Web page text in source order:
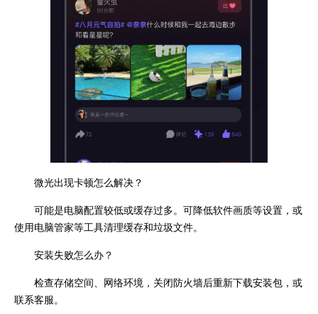
微光出现卡顿怎么解决？
可能是电脑配置较低或缓存过多。可降低软件画质等设置，或
使用电脑管家等工具清理缓存和垃圾文件。
安装失败怎么办？
检查存储空间、网络环境，关闭防火墙后重新下载安装包，或
联系客服。